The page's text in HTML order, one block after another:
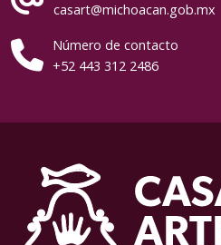
casart@michoacan.gob.mx
Número de contacto
+52 443 312 2486